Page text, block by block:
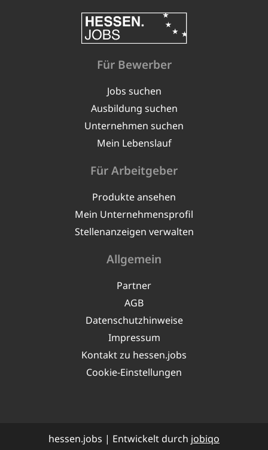
Für Bewerber
Jobs suchen
Ausbildung suchen
Unternehmen suchen
Mein Lebenslauf
Für Arbeitgeber
Produkte ansehen
Mein Unternehmensprofil
Stellenanzeigen verwalten
Allgemein
Partner
AGB
Datenschutzhinweise
Impressum
Kontakt zu hessen.jobs
Cookie-Einstellungen
hessen.jobs | Entwickelt durch jobiqo